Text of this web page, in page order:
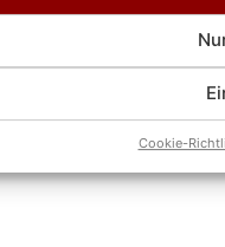
Cookie-